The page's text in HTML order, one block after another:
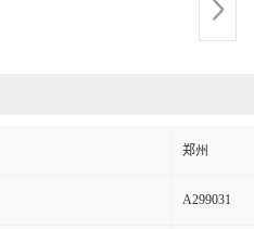
郑州
A299031